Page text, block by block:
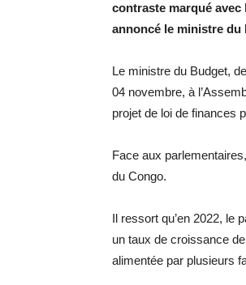
contraste marqué avec
annoncé le ministre
Le ministre du Budget,
04 novembre, à
projet de loi de finances
Face aux
du Congo.
Il ressort qu’en 2022, le
un taux de croissance
alimentée par plusieurs